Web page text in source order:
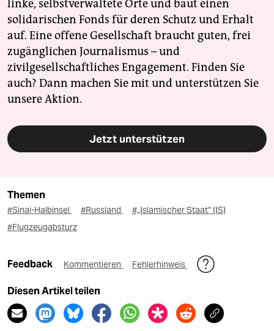
linke, selbstverwaltete Orte und baut einen
solidarischen Fonds für deren Schutz und Erhalt
auf. Eine offene Gesellschaft braucht guten, frei
zugänglichen Journalismus – und
zivilgesellschaftliches Engagement. Finden Sie
auch? Dann machen Sie mit und unterstützen Sie
unsere Aktion.
Jetzt unterstützen
Themen
#Sinai-Halbinsel #Russland
#„Islamischer Staat“ (IS)
#Flugzeugabsturz
Feedback Kommentieren Fehlerhinweis
Diesen Artikel teilen